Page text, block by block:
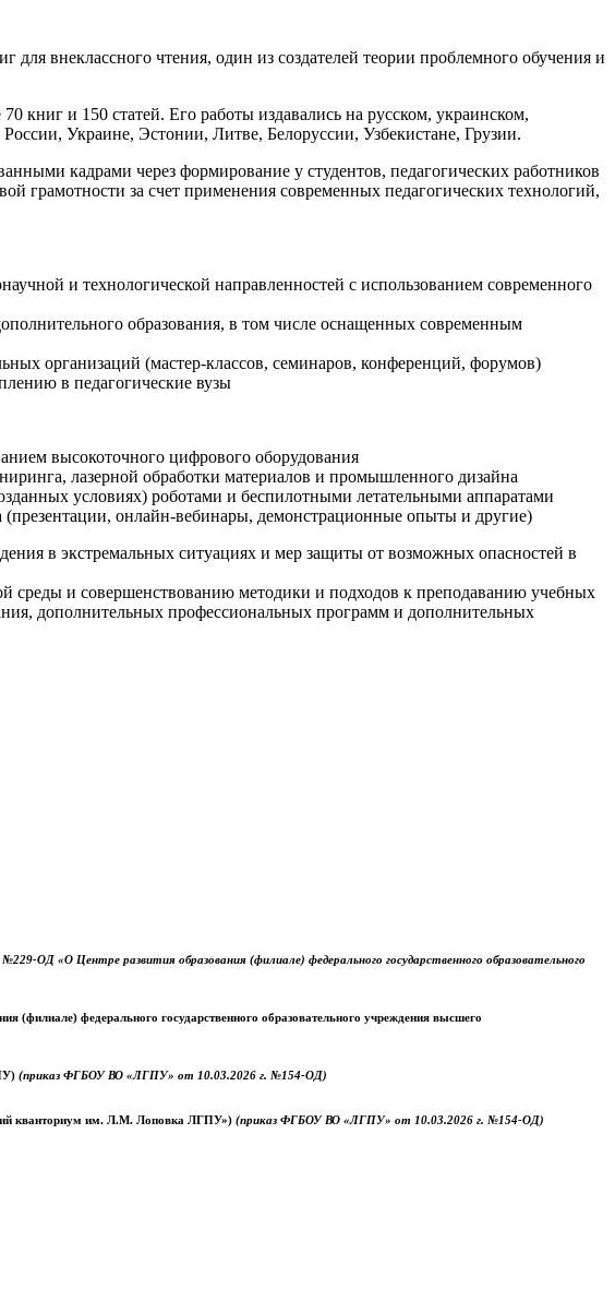
внеклассного чтения, один из создателей теории проблемного обучения и
книг и 150 статей. Его работы издавались на русском, украинском,
Украине, Эстонии, Литве, Белоруссии, Узбекистане, Грузии.
кадрами через формирование у студентов, педагогических работников
грамотности за счет применения современных педагогических технологий,
и технологической направленностей с использованием современного
образования, в том числе оснащенных современным
организаций (мастер-классов, семинаров, конференций, форумов)
в педагогические вузы
высокоточного цифрового оборудования
лазерной обработки материалов и промышленного дизайна
условиях) роботами и беспилотными летательными аппаратами
(презентации, онлайн-вебинары, демонстрационные опыты и другие)
в экстремальных ситуациях и мер защиты от возможных опасностей в
среды и совершенствованию методики и подходов к преподаванию учебных
дополнительных профессиональных программ и дополнительных
ОД «О Центре развития образования (филиале) федерального государственного образовательного
(филиале) федерального государственного образовательного учреждения высшего
(приказ ФГБОУ ВО «ЛГПУ» от 10.03.2026 г. №154-ОД)
кванториум им. Л.М. Лоповка ЛГПУ») (приказ ФГБОУ ВО «ЛГПУ» от 10.03.2026 г. №154-ОД)